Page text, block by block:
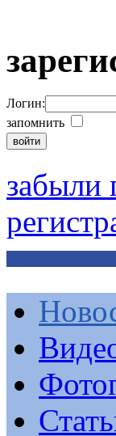
Логин:
запомнить
забыли